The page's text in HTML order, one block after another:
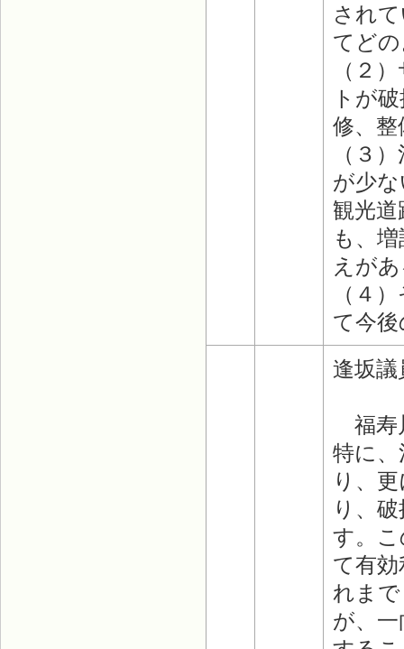
され
てど
（２
トが
修、
（３
が少
観光
も、
えが
（４
て今
逢坂
福寿
特に
り、
り、
す。
て有
れま
が、